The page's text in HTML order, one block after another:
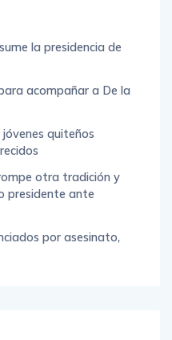
la presidencia de
acompañar a De la
quiteños
otra tradición y
presidente ante
por asesinato,